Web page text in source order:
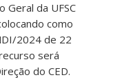
da UFSC
como
2024 de 22
será
do CED.